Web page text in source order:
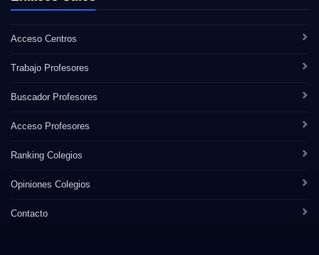
Acceso Centros
Trabajo Profesores
Buscador Profesores
Acceso Profesores
Ranking Colegios
Opiniones Colegios
Contacto